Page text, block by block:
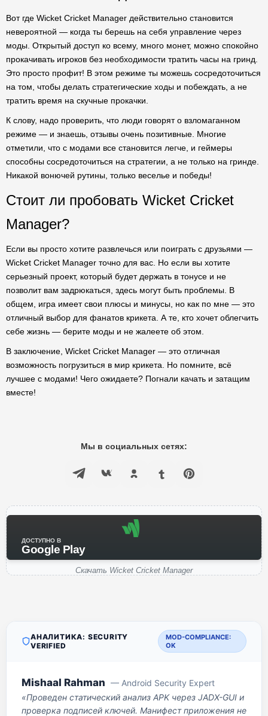
Вот где Wicket Cricket Manager действительно становится
невероятной — когда ты берешь на себя управление через
моды. Открытый доступ ко всему, много монет, можно спокойно
прокачивать игроков без необходимости тратить часы на гринд.
Это просто профит! В этом режиме ты можешь сосредоточиться
на том, чтобы делать стратегические ходы и побеждать, а не
тратить время на скучные прокачки.
К слову, надо проверить, что люди говорят о взломаганном
режиме — и знаешь, отзывы очень позитивные. Многие
отметили, что с модами все становится легче, и геймеры
способны сосредоточиться на стратегии, а не только на гринде.
Никакой вонючей рутины, только веселье и победы!
Стоит ли пробовать Wicket Cricket
Manager?
Если вы просто хотите развлечься или поиграть с друзьями —
Wicket Cricket Manager точно для вас. Но если вы хотите
серьезный проект, который будет держать в тонусе и не
позволит вам задрюкаться, здесь могут быть проблемы. В
общем, игра имеет свои плюсы и минусы, но как по мне — это
отличный выбор для фанатов крикета. А те, кто хочет облегчить
себе жизнь — берите моды и не жалеете об этом.
В заключение, Wicket Cricket Manager — это отличная
возможность погрузиться в мир крикета. Но помните, всё
лучшее с модами! Чего ожидаете? Погнали качать и затащим
вместе!
Мы в социальных сетях:
ДОСТУПНО В
Google Play
Скачать Wicket Cricket Manager
АНАЛИТИКА: SECURITY
VERIFIED
MOD-COMPLIANCE:
OK
Mishaal Rahman — Android Security Expert
«Проведен статический анализ APK через JADX-GUI и
проверка подписей ключей. Манифест приложения не